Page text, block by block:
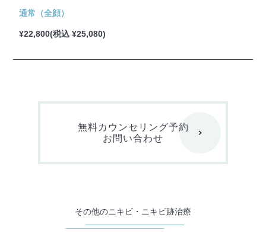
通常（全顔）
¥22,800(税込 ¥25,080)
無料カウンセリング予約
お問い合わせ
その他のニキビ・ニキビ跡治療